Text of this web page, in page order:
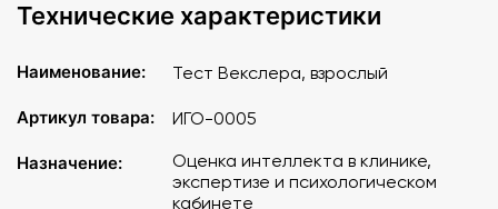
регламентированы. Стимульный материал субтестов
каждого обследуемого.
В предлагаемом наборе представлен выверенный и
субтеста "Складывание фигур" выполнены из дерева
толщиной 3 мм, на ламинированной белой стороне
Технические характеристики
Наименование: Тест Векслера, взрослый
Артикул товара: ИГО-0005
Назначение:
Оценка интеллекта в клинике,
экспертизе и психологическом
кабинете